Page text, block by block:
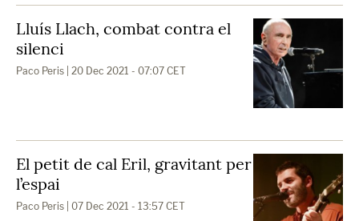
Lluís Llach, combat contra el
silenci
Paco Peris | 20 Dec 2021 - 07:07 CET
El petit de cal Eril, gravitant per
l’espai
Paco Peris | 07 Dec 2021 - 13:57 CET